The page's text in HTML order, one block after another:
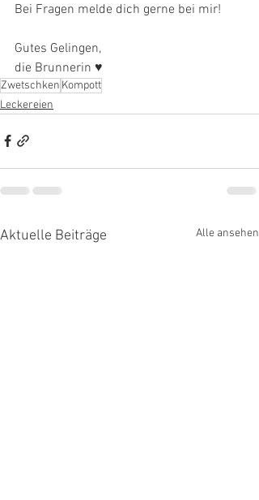
Bei Fragen melde dich gerne bei mir!
Gutes Gelingen,
die Brunnerin ♥
Zwetschken Kompott
Leckereien
Aktuelle Beiträge Alle ansehen